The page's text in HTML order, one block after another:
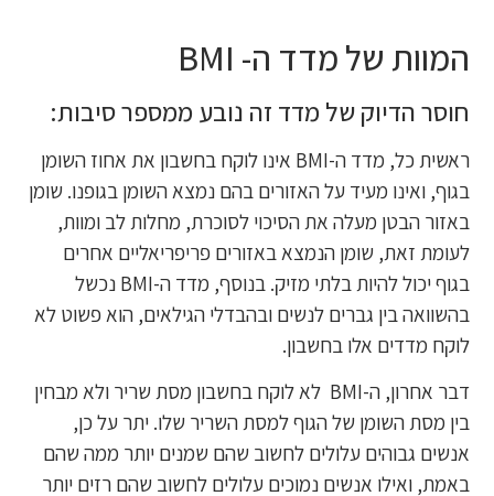
המוות של מדד ה- BMI
חוסר הדיוק של מדד זה נובע ממספר סיבות:
ראשית כל, מדד ה-BMI אינו לוקח בחשבון את אחוז השומן
בגוף, ואינו מעיד על האזורים בהם נמצא השומן בגופנו. שומן
באזור הבטן מעלה את הסיכוי לסוכרת, מחלות לב ומוות,
לעומת זאת, שומן הנמצא באזורים פריפריאליים אחרים
בגוף יכול להיות בלתי מזיק. בנוסף, מדד ה-BMI נכשל
בהשוואה בין גברים לנשים ובהבדלי הגילאים, הוא פשוט לא
לוקח מדדים אלו בחשבון.
דבר אחרון, ה-BMI לא לוקח בחשבון מסת שריר ולא מבחין
בין מסת השומן של הגוף למסת השריר שלו. יתר על כן,
אנשים גבוהים עלולים לחשוב שהם שמנים יותר ממה שהם
באמת, ואילו אנשים נמוכים עלולים לחשוב שהם רזים יותר